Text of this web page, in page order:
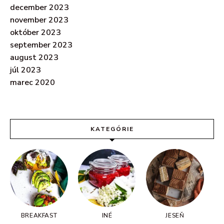
december 2023
november 2023
október 2023
september 2023
august 2023
júl 2023
marec 2020
KATEGÓRIE
BREAKFAST INÉ JESEŇ